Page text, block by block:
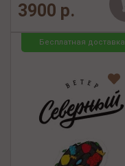
3900 р.
Бесплатная доставка